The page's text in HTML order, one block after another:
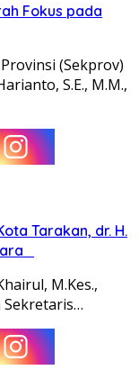
Fokus pada
(Sekprov)
S.E., M.M.,
Tarakan, dr. H.
M.Kes.,
Sekretaris…